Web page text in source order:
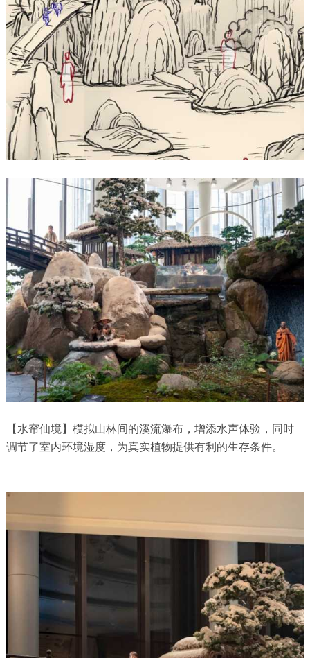
【水帘仙境】模拟山林间的溪流瀑布，增添水声体验，同时
调节了室内环境湿度，为真实植物提供有利的生存条件。